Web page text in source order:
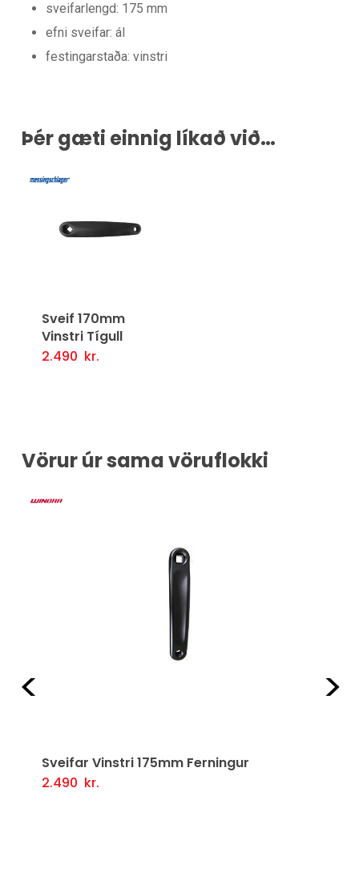
sveifarlengd: 175 mm
efni sveifar: ál
festingarstaða: vinstri
Þér gæti einnig líkað við…
Sveif 170mm
Vinstri Tígull
2.490 kr.
Setja Í Körfu
Vörur úr sama vöruflokki
Sveifar Vinstri 175mm Ferningur
2.490 kr.
Setja Í Körfu